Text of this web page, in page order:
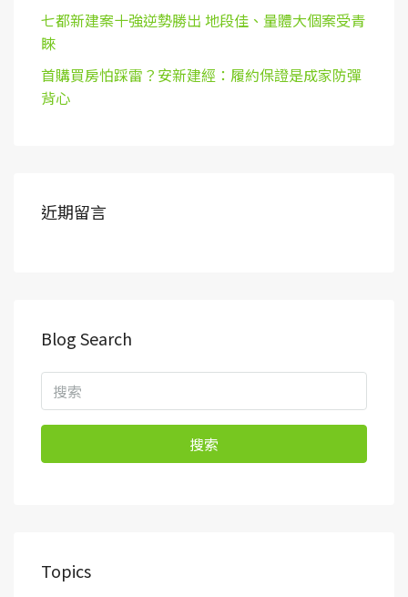
七都新建案十強逆勢勝出 地段佳、量體大個案受青
睞
首購買房怕踩雷？安新建經：履約保證是成家防彈
背心
近期留言
Blog Search
搜索
Topics